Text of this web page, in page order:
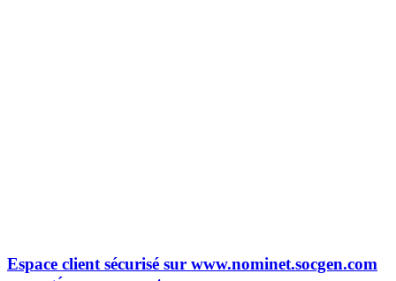
Espace client sécurisé sur www.nominet.socgen.com